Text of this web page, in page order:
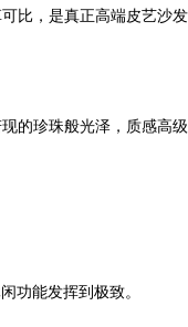
比，是真正高端皮艺沙发
的珍珠般光泽，质感高
功能发挥到极致。